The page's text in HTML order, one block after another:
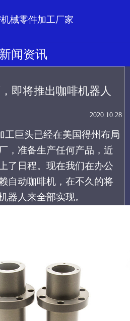
械零件加工厂家
新闻资讯
即将推出咖啡机器人
2020.10.28
工巨头已经在美国得州布局
，准备生产任何产品，近
了日程。现在我们在办公
自动咖啡机，在不久的将
器人来全部实现。